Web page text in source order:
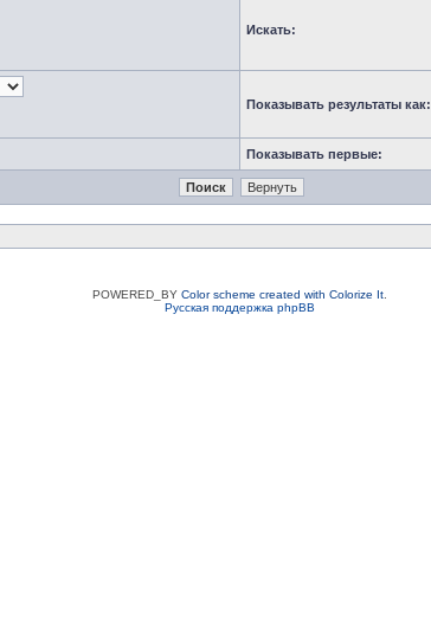
Искать:
Показывать результаты как:
Показывать первые:
POWERED_BY Color scheme created with Colorize It.
Русская поддержка phpBB